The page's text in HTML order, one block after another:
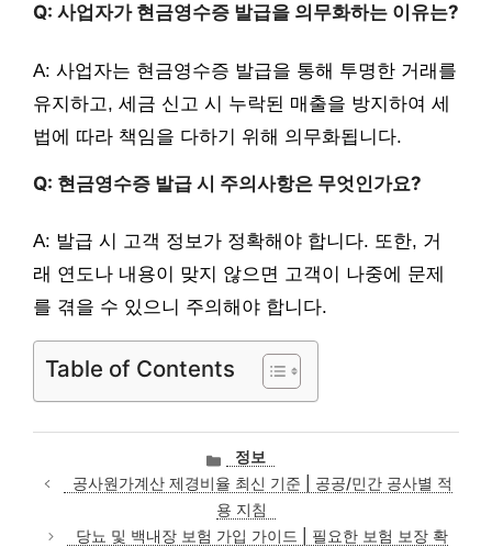
Q: 사업자가 현금영수증 발급을 의무화하는 이유는?
A: 사업자는 현금영수증 발급을 통해 투명한 거래를
유지하고, 세금 신고 시 누락된 매출을 방지하여 세
법에 따라 책임을 다하기 위해 의무화됩니다.
Q: 현금영수증 발급 시 주의사항은 무엇인가요?
A: 발급 시 고객 정보가 정확해야 합니다. 또한, 거
래 연도나 내용이 맞지 않으면 고객이 나중에 문제
를 겪을 수 있으니 주의해야 합니다.
Table of Contents
카
테
고
리
정보
공사원가계산 제경비율 최신 기준 | 공공/민간 공사별 적
용 지침
당뇨 및 백내장 보험 가입 가이드 | 필요한 보험 보장 확